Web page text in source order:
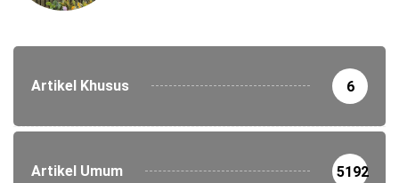
Artikel Khusus 6
Artikel Umum 5192